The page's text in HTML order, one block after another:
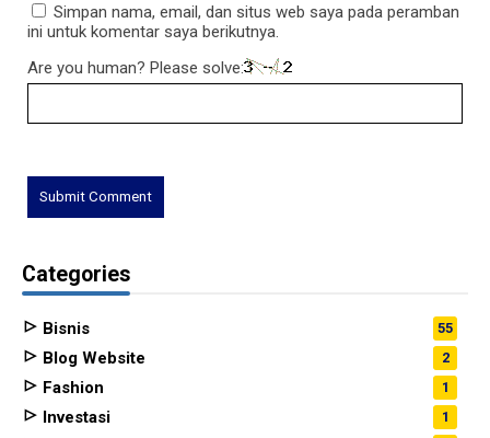
Simpan nama, email, dan situs web saya pada peramban
ini untuk komentar saya berikutnya.
Are you human? Please solve:
Categories
Bisnis 55
Blog Website 2
Fashion 1
Investasi 1